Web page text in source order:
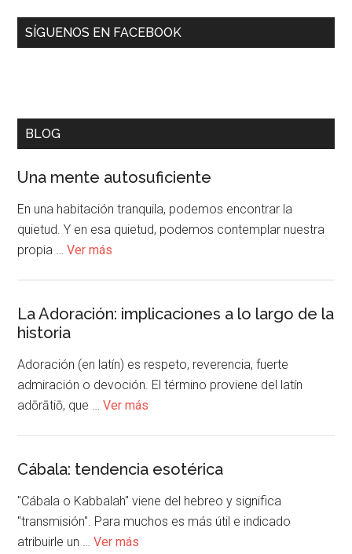
SÍGUENOS EN FACEBOOK
BLOG
Una mente autosuficiente
En una habitación tranquila, podemos encontrar la
quietud. Y en esa quietud, podemos contemplar nuestra
propia …Ver más
La Adoración: implicaciones a lo largo de la
historia
Adoración (en latín) es respeto, reverencia, fuerte
admiración o devoción. El término proviene del latín
adōrātiō, que …Ver más
Cábala: tendencia esotérica
"Cábala o Kabbalah" viene del hebreo y significa
"transmisión". Para muchos es más útil e indicado
atribuirle un …Ver más